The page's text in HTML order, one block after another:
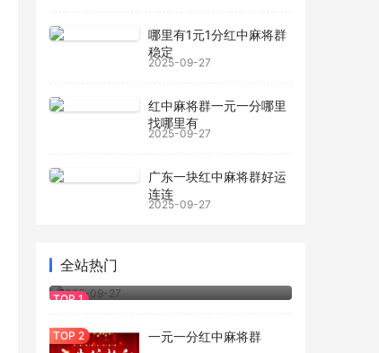
哪里有1元1分红中麻将群
稳定
2025-09-27
红中麻将群一元一分哪里
找哪里有
2025-09-27
广东一块红中麻将群好运
连连
2025-09-27
全站热门
正规一元一分红中麻将群
2025-09-27
一元一分红中麻将群